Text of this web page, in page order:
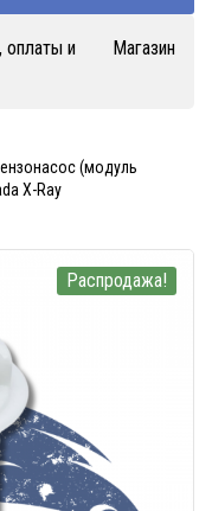
оплаты и
Магазин
(модуль
X-Ray
Распродажа!